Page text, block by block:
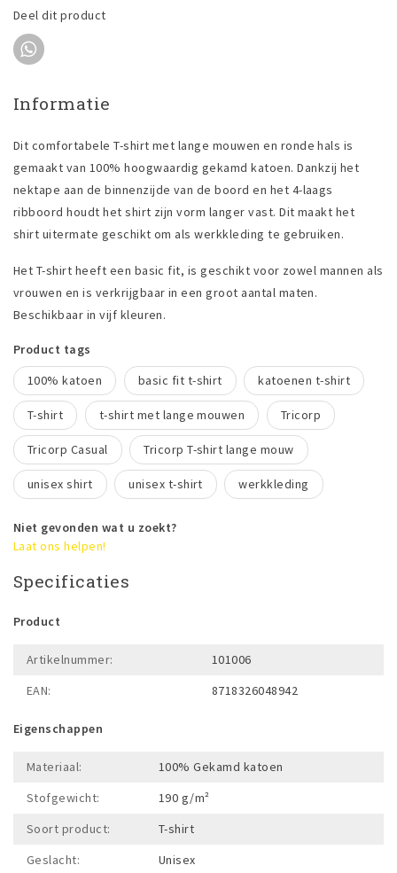
Deel dit product
Informatie
Dit comfortabele T-shirt met lange mouwen en ronde hals is
gemaakt van 100% hoogwaardig gekamd katoen. Dankzij het
nektape aan de binnenzijde van de boord en het 4-laags
ribboord houdt het shirt zijn vorm langer vast. Dit maakt het
shirt uitermate geschikt om als werkkleding te gebruiken.
Het T-shirt heeft een basic fit, is geschikt voor zowel mannen als
vrouwen en is verkrijgbaar in een groot aantal maten.
Beschikbaar in vijf kleuren.
Product tags
100% katoen
basic fit t-shirt katoenen t-shirt
T-shirt t-shirt met lange mouwen Tricorp
Tricorp Casual Tricorp T-shirt lange mouw
unisex shirt unisex t-shirt werkkleding
Niet gevonden wat u zoekt?
Laat ons helpen!
Specificaties
Product
Artikelnummer:
101006
EAN:
8718326048942
Eigenschappen
Materiaal:
100% Gekamd katoen
Stofgewicht:
190 g/m²
Soort product:
T-shirt
Geslacht:
Unisex